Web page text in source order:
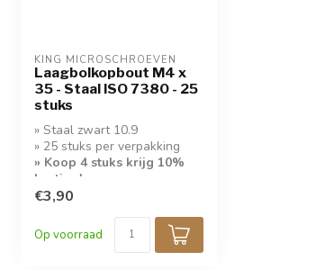
KING MICROSCHROEVEN
Laagbolkopbout M4 x
35 - Staal ISO 7380 - 25
stuks
» Staal zwart 10.9
» 25 stuks per verpakking
» Koop 4 stuks krijg 10%
korting!
€3,90
Op voorraad